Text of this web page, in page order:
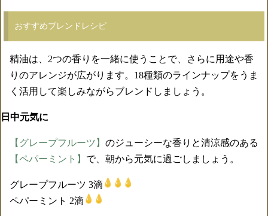
おすすめブレンドレシピ
精油は、2つの香りを一緒に使うことで、さらに用途や香
りのアレンジが広がります。18種類のラインナップをうま
く活用して楽しみながらブレンドしましょう。
日中元気に
【グレープフルーツ】 のジューシーな香りと清涼感のある
【ペパーミント】 で、朝から元気に過ごしましょう。
グレープフルーツ 3滴
ペパーミント 2滴